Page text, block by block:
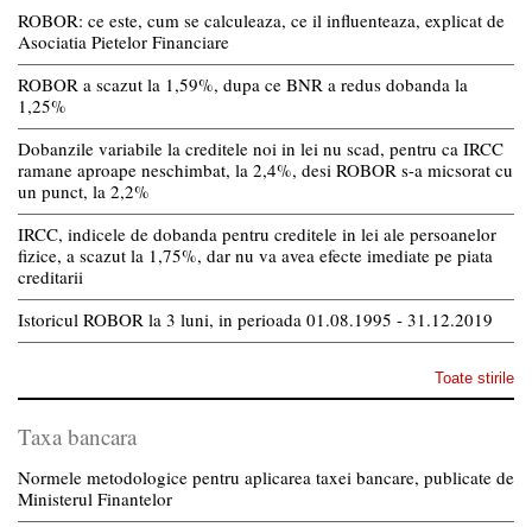
ROBOR: ce este, cum se calculeaza, ce il influenteaza, explicat de
Asociatia Pietelor Financiare
ROBOR a scazut la 1,59%, dupa ce BNR a redus dobanda la
1,25%
Dobanzile variabile la creditele noi in lei nu scad, pentru ca IRCC
ramane aproape neschimbat, la 2,4%, desi ROBOR s-a micsorat cu
un punct, la 2,2%
IRCC, indicele de dobanda pentru creditele in lei ale persoanelor
fizice, a scazut la 1,75%, dar nu va avea efecte imediate pe piata
creditarii
Istoricul ROBOR la 3 luni, in perioada 01.08.1995 - 31.12.2019
Toate stirile
Taxa bancara
Normele metodologice pentru aplicarea taxei bancare, publicate de
Ministerul Finantelor